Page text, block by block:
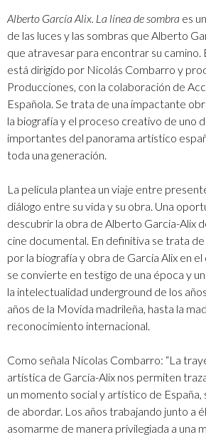
Alberto García Alix. La línea de sombra es
de las luces y las sombras que Alberto
que atravesar para encontrar su camino.
está dirigido por Nicolás Combarro y
Producciones, con la colaboración de
Española. Se trata de una impactante
la biografía y el proceso creativo de uno
importantes del panorama artístico
toda una generación.
La película plantea un viaje entre
diálogo entre su vida y su obra. Una
descubrir la obra de Alberto Garcia-Alix
cine documental. En definitiva se trata
por la biografía y obra de García Alix en
se convierte en testigo de una época y
la intelectualidad underground de los
años de la Movida madrileña, hasta la
reconocimiento internacional.
Como señala Nicolas Combarro: “La
artística de García-Alix nos permiten
un momento social y artístico de
de abordar. Los años trabajando junto a
asomarme de manera privilegiada a una